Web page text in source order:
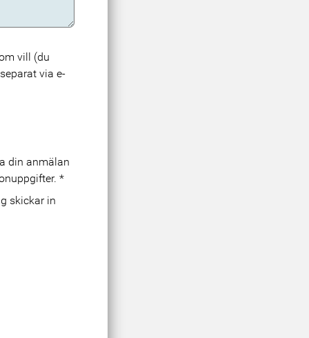
vill (du
via e-
din anmälan
*